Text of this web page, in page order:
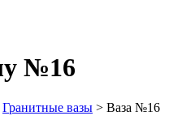
№16
Гранитные вазы > Ваза №16